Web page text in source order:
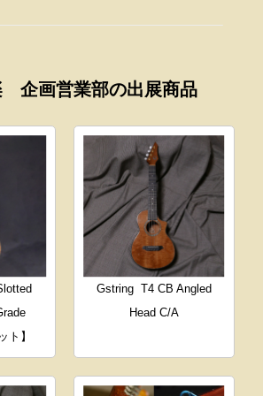
企画営業部の出展商品
ト】
Gstring T4 CB Angled
Head C/A